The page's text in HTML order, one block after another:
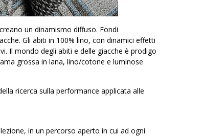
un dinamismo diffuso. Fondi
Gli abiti in 100% lino, con dinamici effetti
Il mondo degli abiti e delle giacche è prodigo
grossa in lana, lino/cotone e luminose
ricerca sulla performance applicata alle
in un percorso aperto in cui ad ogni